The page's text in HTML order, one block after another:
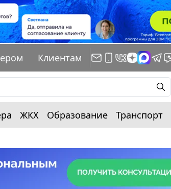
Клиентам
ЖКХ Образование Транспорт